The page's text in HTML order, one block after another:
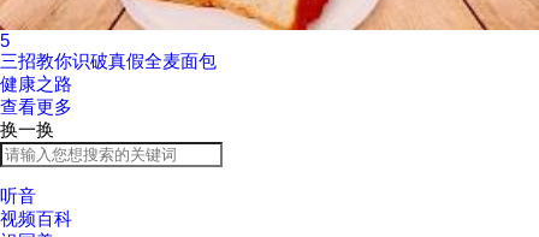
5
三招教你识破真假全麦面包
健康之路
查看更多
换一换
听音
视频百科